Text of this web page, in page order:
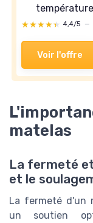
température
★★★★★
★★★★★ 4,4/5 —
Voir l'offre
matelas
La fermeté
et le
La fermeté d'un
un soutien